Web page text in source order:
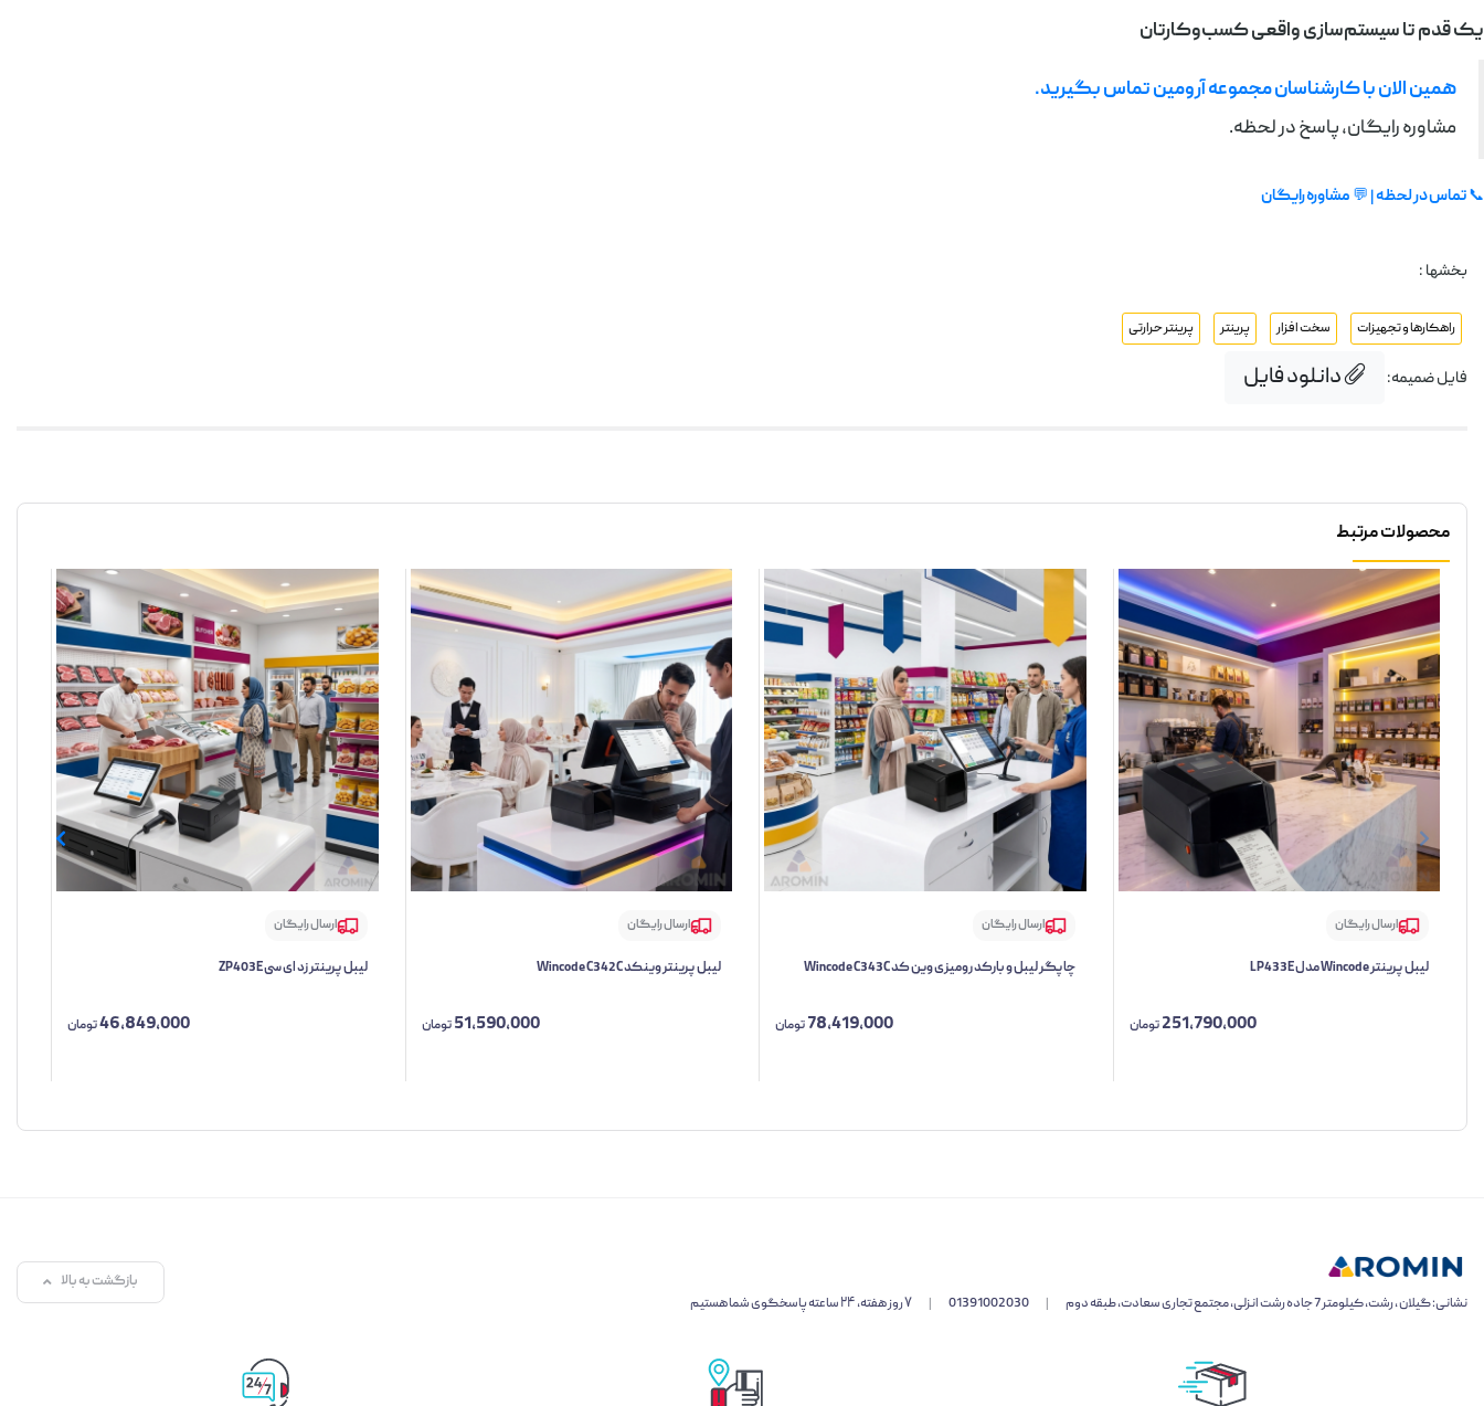
یک قدم تا سیستم‌سازی واقعی کسب‌وکارتان
همین الان با کارشناسان مجموعه آرومین تماس بگیرید.
مشاوره رایگان، پاسخ در لحظه.
📞تماس در لحظه| 💬 مشاوره رایگان
بخشها :
راهکارها و تجهیزات سخت افزار پرینتر پرینتر حرارتی
فایل ضمیمه: دانلود فایل
محصولات مرتبط
ارسال رایگان
لیبل پرینتر Wincode مدل LP433E
251,790,000 تومان
ارسال رایگان
چاپگر لیبل و بارکد رومیزی وین کد Wincode C343C
78,419,000تومان
ارسال رایگان
لیبل پرینتر وینکد Wincode C342C
51,590,000 تومان
ارسال رایگان
لیبل پرینتر زد ای سی ZP403E
46,849,000تومان
نشانی: گیلان ، رشت، کیلومتر 7 جاده رشت انزلی، مجتمع تجاری سعادت، طبقه دوم |
01391002030
| ۷ روز هفته، ۲۴ ساعته پاسخگوی شما هستیم
بازگشت به بالا